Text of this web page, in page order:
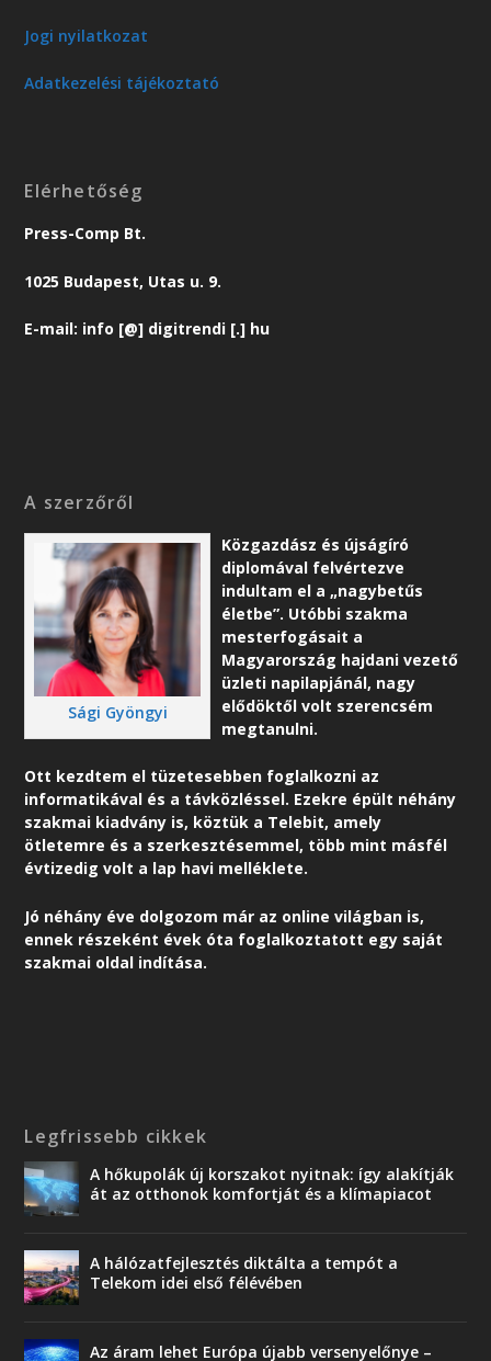
Jogi nyilatkozat
Adatkezelési tájékoztató
Elérhetőség
Press-Comp Bt.
1025 Budapest, Utas u. 9.
E-mail: info [@] digitrendi [.] hu
A szerzőről
Sági Gyöngyi
Közgazdász és újságíró
diplomával felvértezve
indultam el a „nagybetűs
életbe”. Utóbbi szakma
mesterfogásait a
Magyarország hajdani vezető
üzleti napilapjánál, nagy
elődöktől volt szerencsém
megtanulni.
Ott kezdtem el tüzetesebben foglalkozni az
informatikával és a távközléssel. Ezekre épült néhány
szakmai kiadvány is, köztük a Telebit, amely
ötletemre és a szerkesztésemmel, több mint másfél
évtizedig volt a lap havi melléklete.
Jó néhány éve dolgozom már az online világban is,
ennek részeként évek óta foglalkoztatott egy saját
szakmai oldal indítása.
Legfrissebb cikkek
A hőkupolák új korszakot nyitnak: így alakítják
át az otthonok komfortját és a klímapiacot
A hálózatfejlesztés diktálta a tempót a
Telekom idei első félévében
Az áram lehet Európa újabb versenyelőnye –